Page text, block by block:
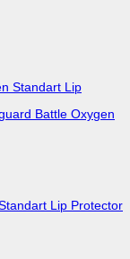
Lip Protector